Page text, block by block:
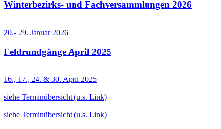
Winterbezirks- und Fachversammlungen 2026
20.- 29. Januar 2026
Feldrundgänge April 2025
16., 17., 24. & 30. April 2025
siehe Terminübersicht (u.s. Link)
siehe Terminübersicht (u.s. Link)